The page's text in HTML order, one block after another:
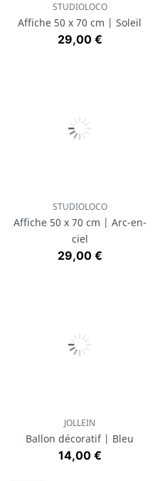
STUDIOLOCO
Affiche 50 x 70 cm | Soleil
Prix
29,00 €
STUDIOLOCO
Affiche 50 x 70 cm | Arc-en-
ciel
Prix
29,00 €
JOLLEIN
Ballon décoratif | Bleu
Prix
14,00 €